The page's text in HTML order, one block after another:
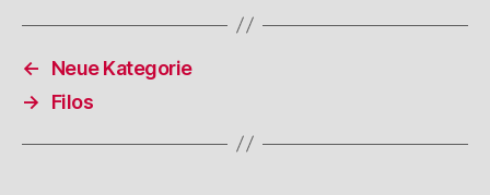
←
Neue Kategorie
→
Filos